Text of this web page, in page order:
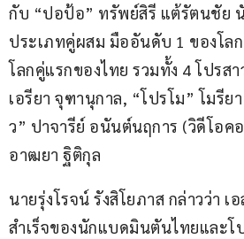
กับ “ปอป้อ” ทรัพย์สิรี แต้รัตนชัย
ประเภทคู่ผสม มืออันดับ 1 ของโล
โลกคู่แรกของไทย รวมทั้ง 4 โปรส
เอรียา จุฑานุกาล, “โปรโม” โมรีย
ว” ปาจารีย์ อนันต์นฤการ (วิดีโอค
อาฒยา ฐิติกุล
นายรุ่งโรจน์ รังสิโยภาส กล่าวว่า
สำเร็จของนักแบดมินตันไทยและโ